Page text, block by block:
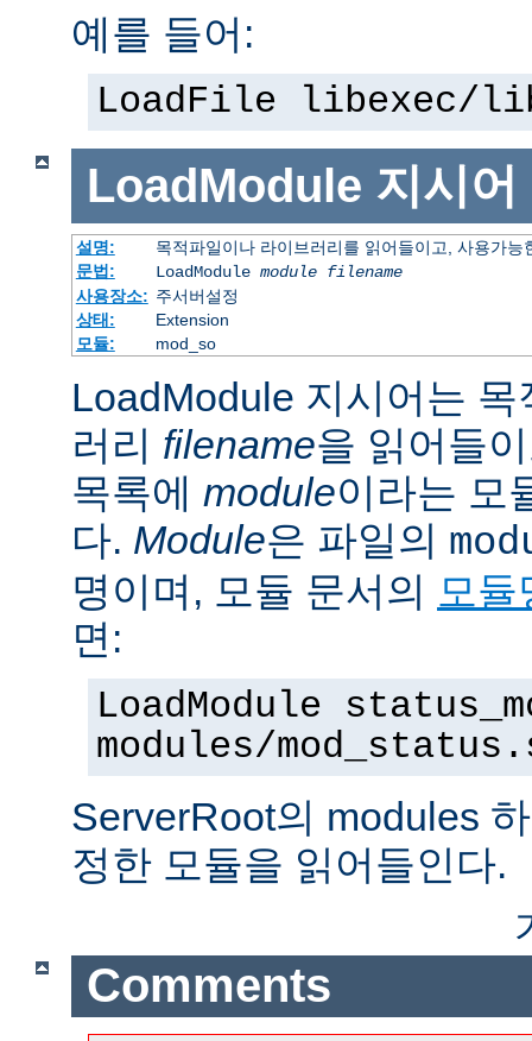
예를 들어:
LoadFile libexec/
LoadModule 지시어
설명:
목적파일이나 라이브러리를 읽어들이고, 사용가능
문법:
LoadModule module filename
사용장소: 주서버설정
상태:
Extension
모듈:
mod_so
LoadModule 지시어는
러리 filename을 읽어들
목록에 module이라는 모
다. Module은 파일의
명이며, 모듈 문서의 모듈
면:
LoadModule
modules/
ServerRoot의 modules
정한 모듈을 읽어들인다.
Comments